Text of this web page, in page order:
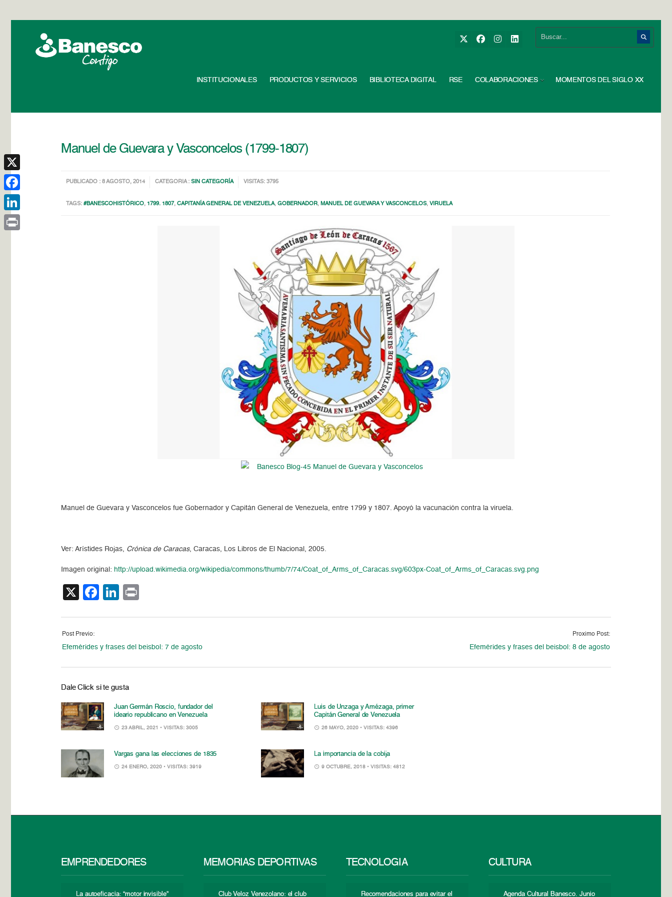
INSTITUCIONALES PRODUCTOS Y SERVICIOS BIBLIOTECA DIGITAL RSE COLABORACIONES MOMENTOS DEL SIGLO XX
Manuel de Guevara y Vasconcelos (1799-1807)
PUBLICADO : 8 AGOSTO, 2014 CATEGORIA :SIN CATEGORÍA VISITAS: 3795
TAGS:#BANESCOHISTÓRICO, 1799. 1807,CAPITANÍA GENERAL DE VENEZUELA,GOBERNADOR, MANUEL DE GUEVARA Y VASCONCELOS,VIRUELA
Manuel de Guevara y Vasconcelos fue Gobernador y Capitán General de Venezuela, entre 1799 y 1807. Apoyó la vacunación contra la viruela.
Ver: Arístides Rojas, Crónica de Caracas, Caracas, Los Libros de El Nacional, 2005.
Imagen original: http://upload.wikimedia.org/wikipedia/commons/thumb/7/74/Coat_of_Arms_of_Caracas.svg/603px-Coat_of_Arms_of_Caracas.svg.png
X Facebook
LinkedIn
Post Previo:
Efemérides y frases del beisbol: 7 de agosto
Proximo Post:
Efemérides y frases del beisbol: 8 de agosto
Dale Click si te gusta
Juan Germán Roscio, fundador del
ideario republicano en Venezuela
23 ABRIL, 2021 • VISITAS: 3005
Luis de Unzaga y Amézaga, primer
Capitán General de Venezuela
26 MAYO, 2020 • VISITAS: 4396
Vargas gana las elecciones de 1835
24 ENERO, 2020 • VISITAS: 3919
La importancia de la cobija
9 OCTUBRE, 2018 • VISITAS: 4812
EMPRENDEDORES
La autoeficacia: “motor invisible”
MEMORIAS DEPORTIVAS
Club Veloz Venezolano: el club
TECNOLOGÍA
Recomendaciones para evitar el
CULTURA
Agenda Cultural Banesco. Junio
X
Facebook
LinkedIn